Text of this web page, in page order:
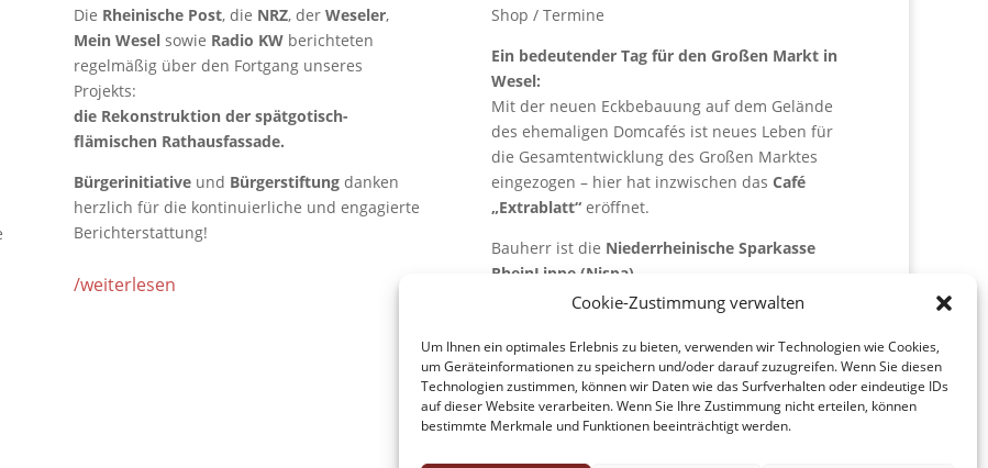
Cookie-Zustimmung verwalten
Um Ihnen ein optimales Erlebnis zu bieten, verwenden wir Technologien wie Cookies,
um Geräteinformationen zu speichern und/oder darauf zuzugreifen. Wenn Sie diesen
Technologien zustimmen, können wir Daten wie das Surfverhalten oder eindeutige IDs
auf dieser Website verarbeiten. Wenn Sie Ihre Zustimmung nicht erteilen, können
bestimmte Merkmale und Funktionen beeinträchtigt werden.
Die Rheinische Post, die NRZ, der Weseler,
Mein Weselsowie Radio KWberichteten
regelmäßig über den Fortgang unseres
Projekts:
die Rekonstruktion der spätgotisch-
flämischen Rathausfassade.
Bürgerinitiativeund Bürgerstiftungdanken
herzlich für die kontinuierliche und engagierte
Berichterstattung!
/weiterlesen
Shop / Termine
Ein bedeutender Tag für den Großen Markt in
Wesel:
Mit der neuen Eckbebauung auf dem Gelände
des ehemaligen Domcafés ist neues Leben für
die Gesamtentwicklung des Großen Marktes
eingezogen – hier hat inzwischen das Café
„Extrablatt“eröffnet.
Bauherr ist die Niederrheinische Sparkasse
RheinLippe (Nispa)
Der prägnante Giebelbau wurde vom Weseler
/weiterlesen